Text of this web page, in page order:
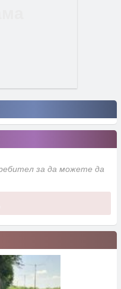
за да можете да